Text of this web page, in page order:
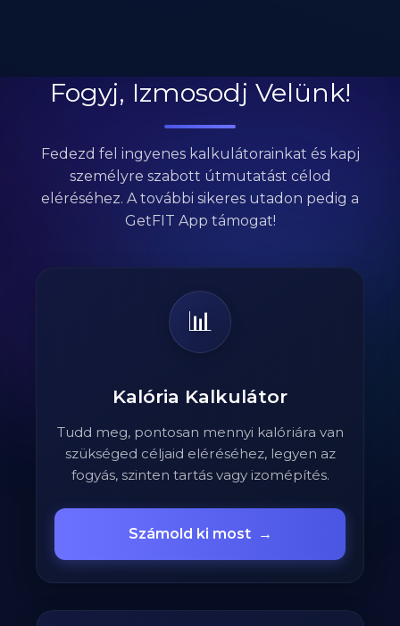
Fogyj, Izmosodj Velünk!
Fedezd fel ingyenes kalkulátorainkat és kapj
személyre szabott útmutatást célod
eléréséhez. A további sikeres utadon pedig a
GetFIT App támogat!
📊
Kalória Kalkulátor
Tudd meg, pontosan mennyi kalóriára van
szükséged céljaid eléréséhez, legyen az
fogyás, szinten tartás vagy izomépítés.
Számold ki most →